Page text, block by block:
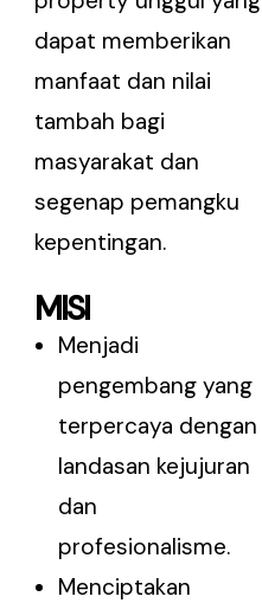
dapat memberikan
manfaat dan nilai
tambah bagi
masyarakat dan
segenap pemangku
kepentingan.
MISI
Menjadi
pengembang yang
terpercaya dengan
landasan kejujuran
dan
profesionalisme.
Menciptakan